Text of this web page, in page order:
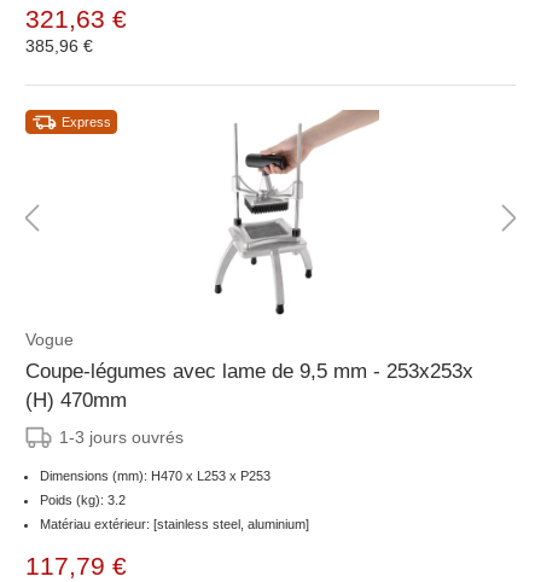
321,63 €
385,96 €
Express
Vogue
Coupe-légumes avec lame de 9,5 mm - 253x253x
(H) 470mm
1-3 jours ouvrés
Dimensions (mm): H470 x L253 x P253
Poids (kg): 3.2
Matériau extérieur: [stainless steel, aluminium]
117,79 €